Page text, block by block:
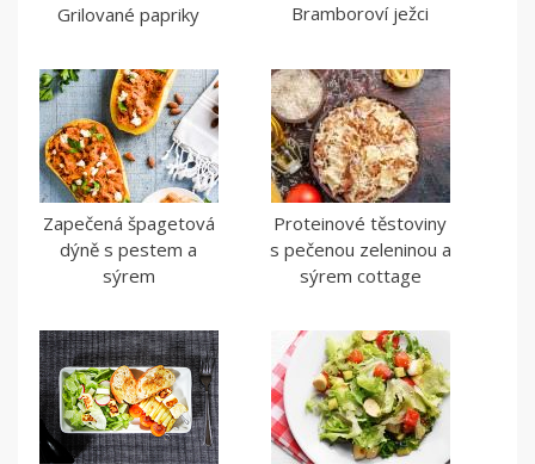
Grilované papriky Bramboroví ježci
Zapečená špagetová
dýně s pestem a
sýrem
Proteinové těstoviny
s pečenou zeleninou a
sýrem cottage